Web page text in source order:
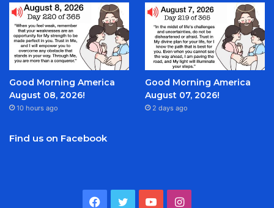
Good Morning America
August 08, 2026!
10 hours ago
Good Morning America
August 07, 2026!
2 days ago
Find us on Facebook
Facebook
TwitterYouTubeInstagram